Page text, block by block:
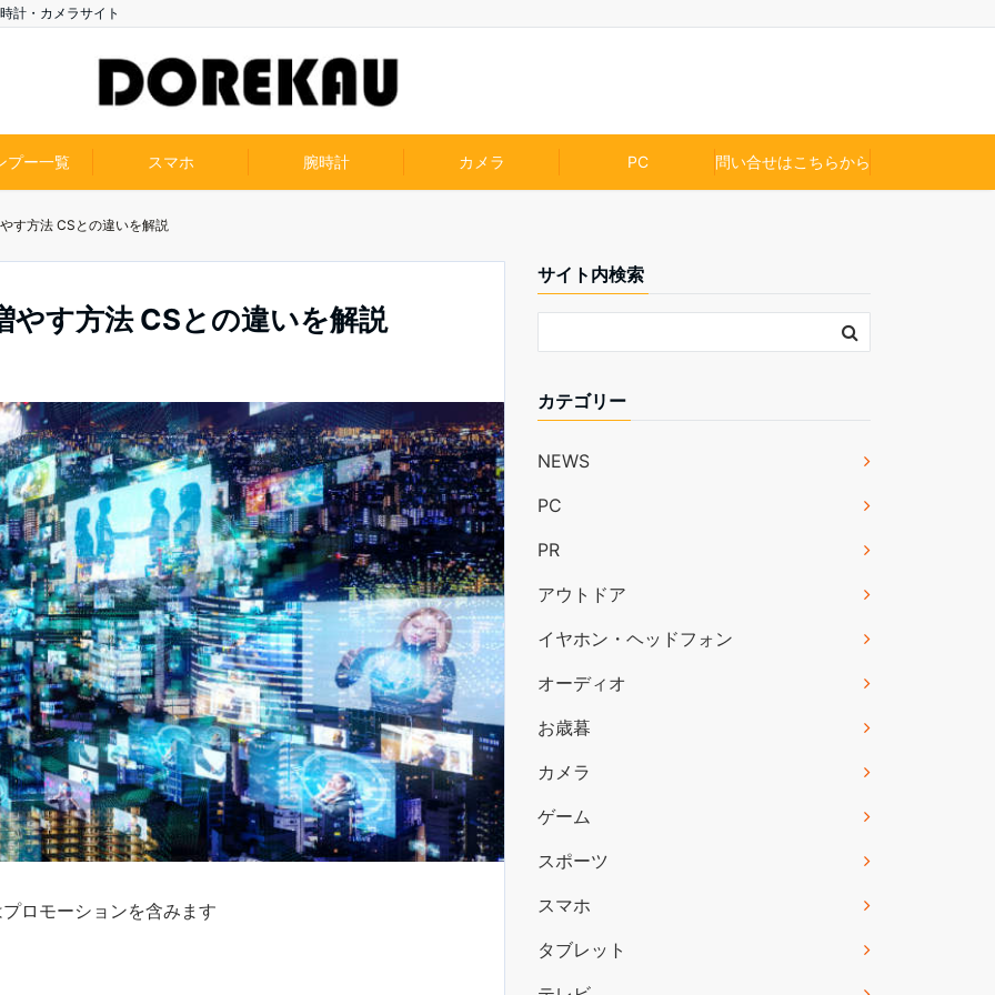
計・カメラサイト
プー一覧 スマホ 腕時計 カメラ PC 問い合せはこちらから
す方法 CSとの違いを解説
やす方法 CSとの違いを解説
ロモーションを含みます
サイト内検索
カテゴリー
NEWS
PC
PR
アウトドア
イヤホン・ヘッドフォン
オーディオ
お歳暮
カメラ
ゲーム
スポーツ
スマホ
タブレット